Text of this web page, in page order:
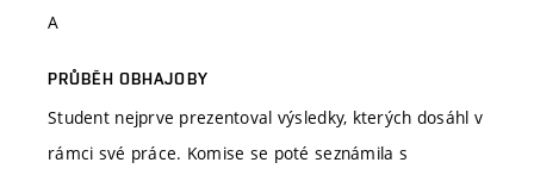
A
PRŮBĚH OBHAJOBY
Student nejprve prezentoval výsledky, kterých dosáhl v
rámci své práce. Komise se poté seznámila s